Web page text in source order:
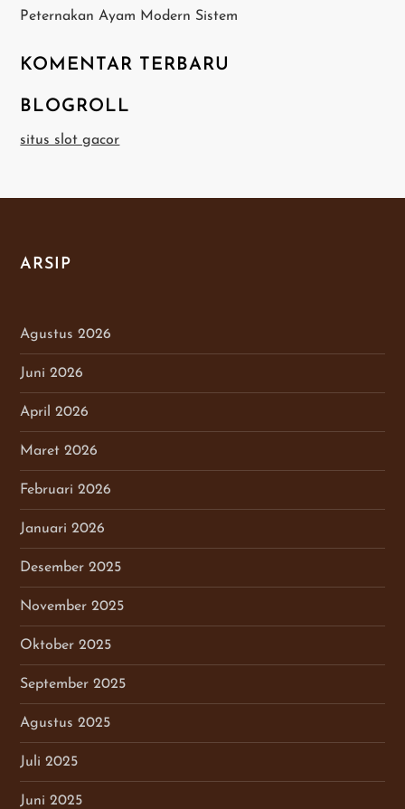
Peternakan Ayam Modern Sistem
KOMENTAR TERBARU
BLOGROLL
situs slot gacor
ARSIP
Agustus 2026
Juni 2026
April 2026
Maret 2026
Februari 2026
Januari 2026
Desember 2025
November 2025
Oktober 2025
September 2025
Agustus 2025
Juli 2025
Juni 2025